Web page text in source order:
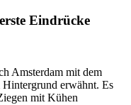
Eindrücke
Amsterdam mit dem
erwähnt. Es
mit Kühen